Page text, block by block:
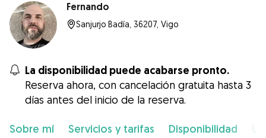
Fernando
Sanjurjo Badía, 36207, Vigo
La disponibilidad puede acabarse pronto.
Reserva ahora, con cancelación gratuita hasta 3
días antes del inicio de la reserva.
Sobre mí Servicios y tarifas Disponibilidad